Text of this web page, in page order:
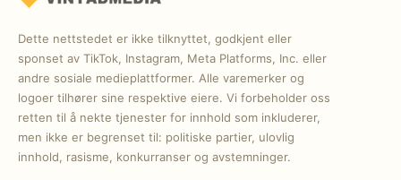
Dette nettstedet er ikke tilknyttet, godkjent eller
sponset av TikTok, Instagram, Meta Platforms, Inc. eller
andre sosiale medieplattformer. Alle varemerker og
logoer tilhører sine respektive eiere. Vi forbeholder oss
retten til å nekte tjenester for innhold som inkluderer,
men ikke er begrenset til: politiske partier, ulovlig
innhold, rasisme, konkurranser og avstemninger.